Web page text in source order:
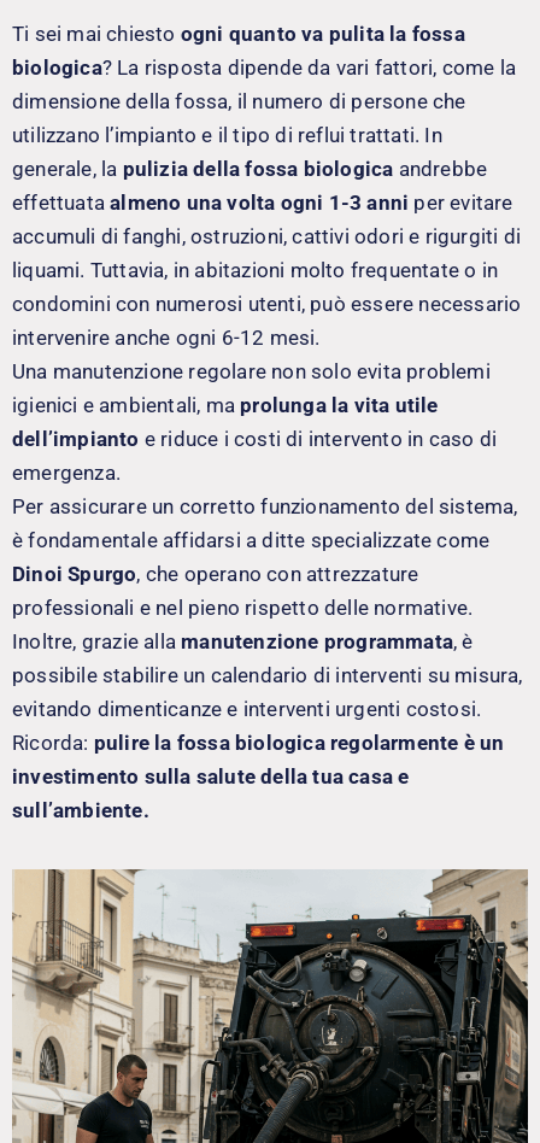
Ti sei mai chiesto ogni quanto va pulita la fossa
biologica? La risposta dipende da vari fattori, come la
dimensione della fossa, il numero di persone che
utilizzano l’impianto e il tipo di reflui trattati. In
generale, la pulizia della fossa biologica andrebbe
effettuataalmeno una volta ogni 1-3 anni per evitare
accumuli di fanghi, ostruzioni, cattivi odori e rigurgiti di
liquami. Tuttavia, in abitazioni molto frequentate o in
condomini con numerosi utenti, può essere necessario
intervenire anche ogni 6-12 mesi.
Una manutenzione regolare non solo evita problemi
igienici e ambientali, ma prolunga la vita utile
dell’impianto e riduce i costi di intervento in caso di
emergenza.
Per assicurare un corretto funzionamento del sistema,
è fondamentale affidarsi a ditte specializzate come
Dinoi Spurgo, che operano con attrezzature
professionali e nel pieno rispetto delle normative.
Inoltre, grazie alla manutenzione programmata, è
possibile stabilire un calendario di interventi su misura,
evitando dimenticanze e interventi urgenti costosi.
Ricorda: pulire la fossa biologica regolarmente è un
investimento sulla salute della tua casa e
sull’ambiente.